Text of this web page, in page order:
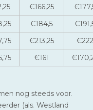
€166,25
€184,5
€213,25
€222
€161
nog steeds voor.
(als. Westland